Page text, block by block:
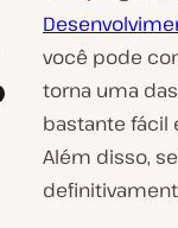
você pode
torna uma das
bastante fácil
Além disso,